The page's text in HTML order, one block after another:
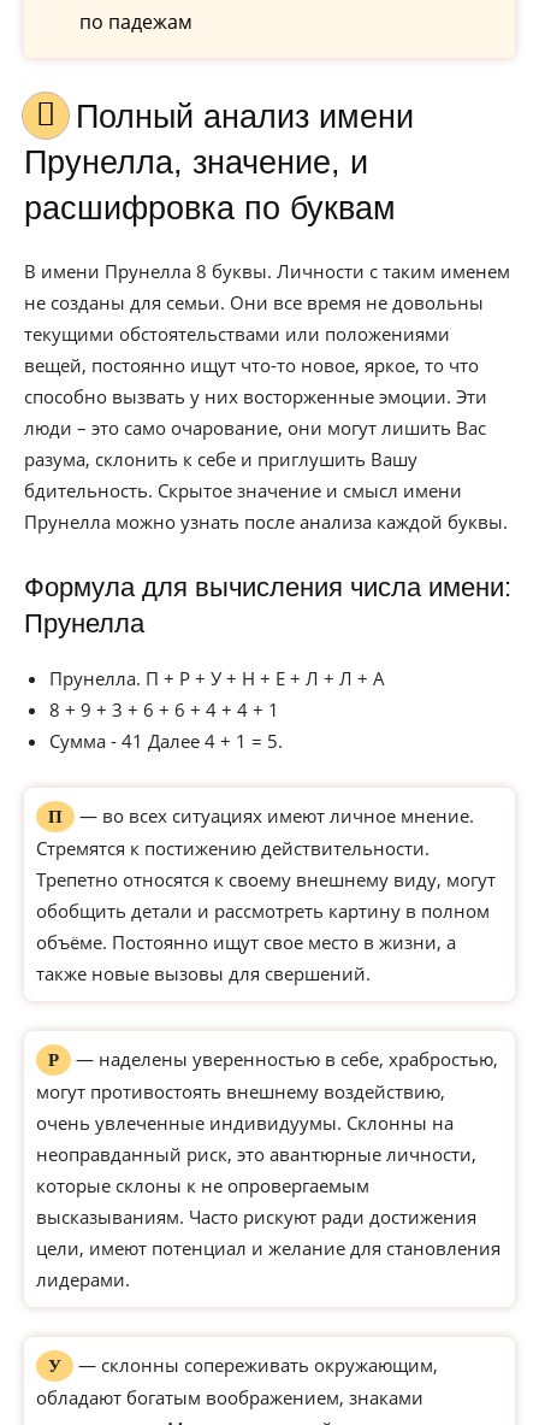
по падежам
Полный анализ имени
Прунелла, значение, и
расшифровка по буквам
В имени Прунелла 8 буквы. Личности с таким именем
не созданы для семьи. Они все время не довольны
текущими обстоятельствами или положениями
вещей, постоянно ищут что-то новое, яркое, то что
способно вызвать у них восторженные эмоции. Эти
люди – это само очарование, они могут лишить Вас
разума, склонить к себе и приглушить Вашу
бдительность. Скрытое значение и смысл имени
Прунелла можно узнать после анализа каждой буквы.
Формула для вычисления числа имени:
Прунелла
Прунелла. П + Р + У + Н + Е + Л + Л + А
8 + 9 + 3 + 6 + 6 + 4 + 4 + 1
Сумма - 41 Далее 4 + 1 = 5.
П
— во всех ситуациях имеют личное мнение.
Стремятся к постижению действительности.
Трепетно относятся к своему внешнему виду, могут
обобщить детали и рассмотреть картину в полном
объёме. Постоянно ищут свое место в жизни, а
также новые вызовы для свершений.
Р
— наделены уверенностью в себе, храбростью,
могут противостоять внешнему воздействию,
очень увлеченные индивидуумы. Склонны на
неоправданный риск, это авантюрные личности,
которые склоны к не опровергаемым
высказываниям. Часто рискуют ради достижения
цели, имеют потенциал и желание для становления
лидерами.
У
— склонны сопереживать окружающим,
обладают богатым воображением, знаками